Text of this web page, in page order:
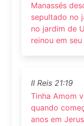
Manassés
sepultado no
no jardim de
reinou em seu
II Reis 21:19
Tinha Amom
quando
anos em